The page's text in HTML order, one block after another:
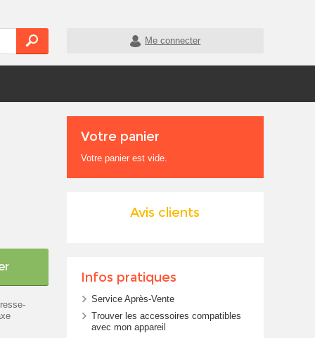
Me connecter
Votre panier
Votre panier est vide.
Avis clients
Infos pratiques
Service Après-Vente
Trouver les accessoires compatibles
avec mon appareil